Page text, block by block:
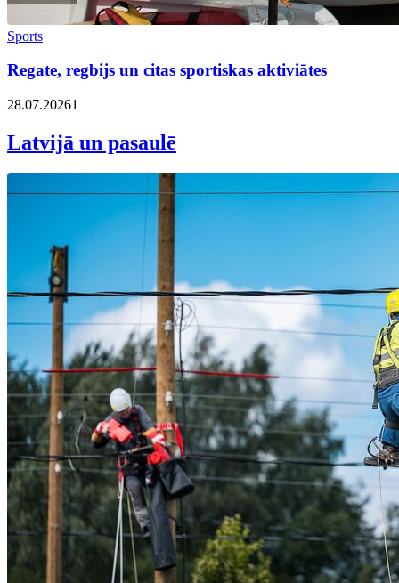
Sports
Regate, regbijs un citas sportiskas aktiviātes
28.07.20261
Latvijā un pasaulē